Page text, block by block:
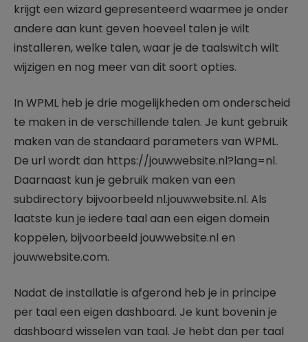
krijgt een wizard gepresenteerd waarmee je onder
andere aan kunt geven hoeveel talen je wilt
installeren, welke talen, waar je de taalswitch wilt
wijzigen en nog meer van dit soort opties.
In WPML heb je drie mogelijkheden om onderscheid
te maken in de verschillende talen. Je kunt gebruik
maken van de standaard parameters van WPML.
De url wordt dan https://jouwwebsite.nl?lang=nl.
Daarnaast kun je gebruik maken van een
subdirectory bijvoorbeeld nl.jouwwebsite.nl. Als
laatste kun je iedere taal aan een eigen domein
koppelen, bijvoorbeeld jouwwebsite.nl en
jouwwebsite.com.
Nadat de installatie is afgerond heb je in principe
per taal een eigen dashboard. Je kunt bovenin je
dashboard wisselen van taal. Je hebt dan per taal